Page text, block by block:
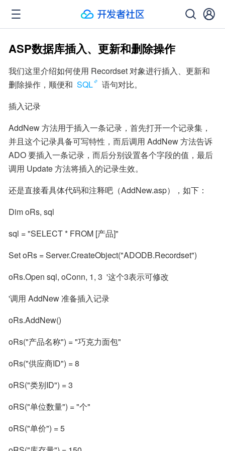
ASP数据库插入、更新和删除操作
我们这里介绍如何使用 Recordset 对象进行插入、更新和
删除操作，顺便和 SQL
语句对比。
插入记录
AddNew 方法用于插入一条记录，首先打开一个记录集，
并且这个记录具备可写特性，而后调用 AddNew 方法告诉
ADO 要插入一条记录，而后分别设置各个字段的值，最后
调用 Update 方法将插入的记录生效。
还是直接看具体代码和注释吧（AddNew.asp），如下：
Dim oRs, sql
sql = "SELECT * FROM [产品]"
Set oRs = Server.CreateObject("ADODB.Recordset")
oRs.Open sql, oConn, 1, 3  '这个3表示可修改
'调用 AddNew 准备插入记录
oRs.AddNew()
oRs("产品名称") = "巧克力面包"
oRs("供应商ID") = 8
oRS("类别ID") = 3
oRS("单位数量") = "个"
oRS("单价") = 5